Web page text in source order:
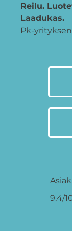
Reilu.
Laadukas.
Pk-
9,4/